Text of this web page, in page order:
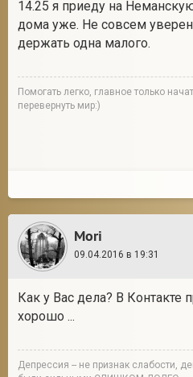
14.25 я приеду на
дома уже. Не совсем
держать одна малого.
Помогать легко, главное только
перевернуть мир:)
Mori
09.04.2016 в 19:31
Как у Вас дела? В Контакте
хорошо ...
Депрессия -- не признак слабости,